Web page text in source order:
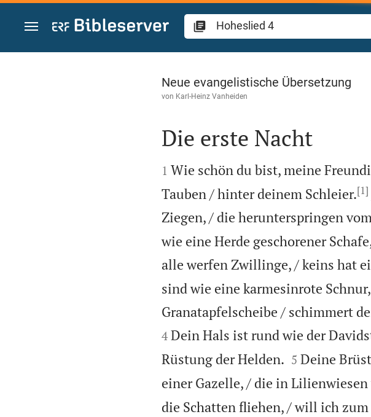
Zum Inhalt springen
Hoheslied 4
Neue evangelistische Übersetzung
von Karl-Heinz Vanheiden

Die erste Nacht

1 Wie schön du bist, meine
Tauben / hinter deinem Schleier.[1]
Ziegen, / die herunterspringen
wie eine Herde geschorener
alle werfen Zwillinge, / keins hat
sind wie eine karmesinrote
Granatapfelscheibe / schimmert
4 Dein Hals ist rund wie der
Rüstung der Helden.
5 Deine
einer Gazelle, / die in Lilienwiesen
die Schatten fliehen, / will ich